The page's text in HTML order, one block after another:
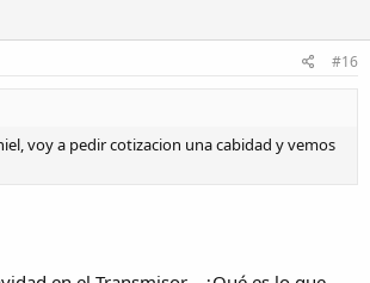
#16
voy a pedir cotizacion una cabidad y vemos